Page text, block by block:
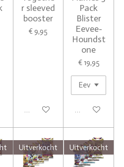
op de hoogte
r sleeved
booster
€ 9,95
Houd mij op de hoogte
Pack
Blister
Eevee-
Houndst
one
€ 19,95
Houd mij op
Uitverkocht Uitverkocht